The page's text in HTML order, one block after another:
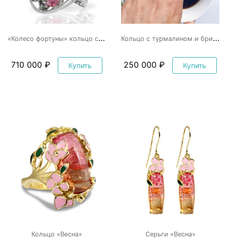
«
Колесо фортуны» кольцо с турмалинами
710 000 ₽ Купить
К
ольцо с турмалином и бриллиантами
250 000 ₽ Купить
Кольцо «Весна» Серьги «Весна»